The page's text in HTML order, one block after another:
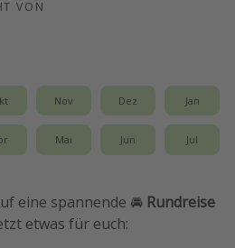
VON
Nov Dez Jan
Mai Jun Jul
eine spannende 🚘 Rundreise
etwas für euch: